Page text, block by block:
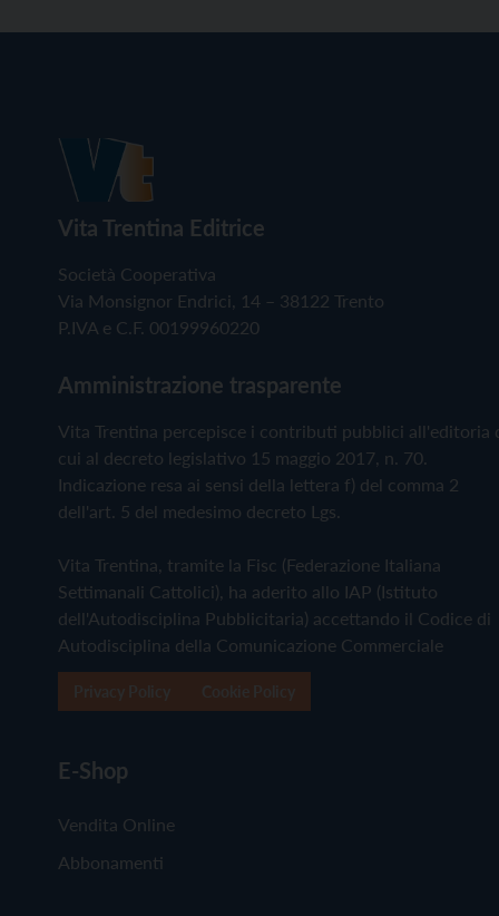
Vita Trentina Editrice
Società Cooperativa
Via Monsignor Endrici, 14 – 38122 Trento
P.IVA e C.F. 00199960220
Amministrazione trasparente
Vita Trentina percepisce i contributi pubblici all'editoria
cui al decreto legislativo 15 maggio 2017, n. 70.
Indicazione resa ai sensi della lettera f) del comma 2
dell'art. 5 del medesimo decreto Lgs.
Vita Trentina, tramite la Fisc (Federazione Italiana
Settimanali Cattolici), ha aderito allo IAP (Istituto
dell'Autodisciplina Pubblicitaria) accettando il Codice di
Autodisciplina della Comunicazione Commerciale
E-Shop
Vendita Online
Abbonamenti